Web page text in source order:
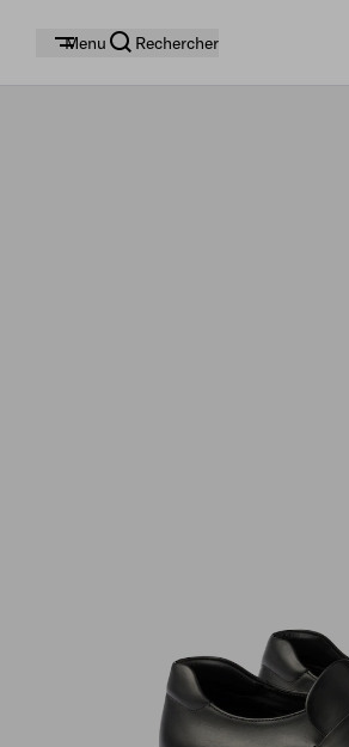
Menu Rechercher